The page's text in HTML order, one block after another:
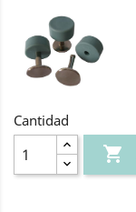
Cantidad
